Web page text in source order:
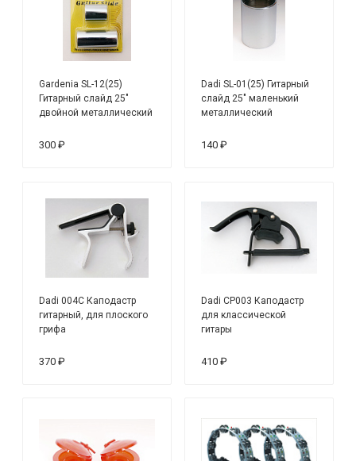
Gardenia SL-12(25)
Гитарный слайд 25"
двойной металлический
300 ₽
Dadi SL-01(25) Гитарный
слайд 25" маленький
металлический
140 ₽
Dadi 004C Каподастр
гитарный, для плоского
грифа
370 ₽
Dadi CP003 Каподастр
для классической
гитары
410 ₽